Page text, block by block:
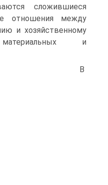
сложившиеся
отношения между
и хозяйственному
и
В